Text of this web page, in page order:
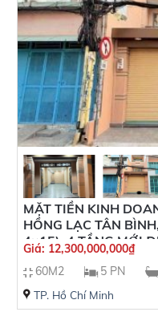
MẶT TIỀN KINH
HỒNG LẠC TÂN
4×15), 4 TẦNG MỚI
Giá: 12,300,000,000₫
60M2
5 PN
TP. Hồ Chí Minh